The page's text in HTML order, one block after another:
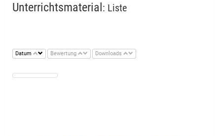
Unterrichtsmaterial : Liste
Datum Bewertung Downloads